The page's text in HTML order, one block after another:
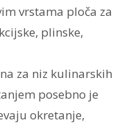
vrstama ploča za
plinske,
za niz kulinarskih
posebno je
okretanje,